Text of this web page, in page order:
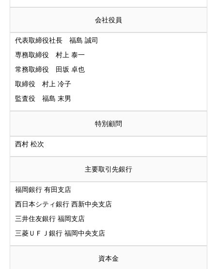
会社役員
代表取締役社⾧ 福島 誠司
専務取締役 村上 泰一
常務取締役 田坂 卓也
取締役 村上 冷子
監査役 福島 末男
特別顧問
西村 松次
主要取引先銀行
福岡銀行 有田支店
西日本シティ銀行 西新中央支店
三井住友銀行 福岡支店
三菱ＵＦＪ銀行 福岡中央支店
資本金